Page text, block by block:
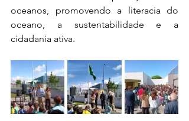
oceanos, promovendo a literacia do
oceano, a sustentabilidade e a
cidadania ativa.